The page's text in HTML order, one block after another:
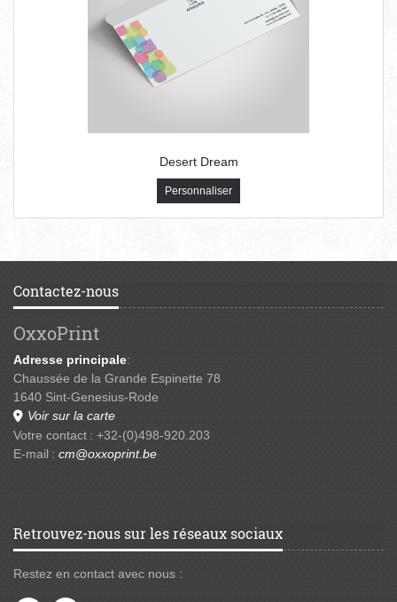
Desert Dream
Personnaliser
Contactez-nous
OxxoPrint
Adresse principale:
Chaussée de la Grande Espinette 78
1640 Sint-Genesius-Rode
Voir sur la carte
Votre contact : +32-(0)498-920.203
E-mail : cm@oxxoprint.be
Retrouvez-nous sur les réseaux sociaux
Restez en contact avec nous :